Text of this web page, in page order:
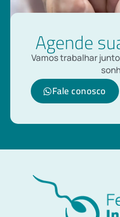
Agende
Vamos trabalhar
Fale conosco